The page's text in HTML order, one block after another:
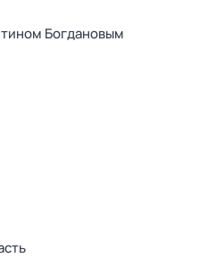
Богдановым